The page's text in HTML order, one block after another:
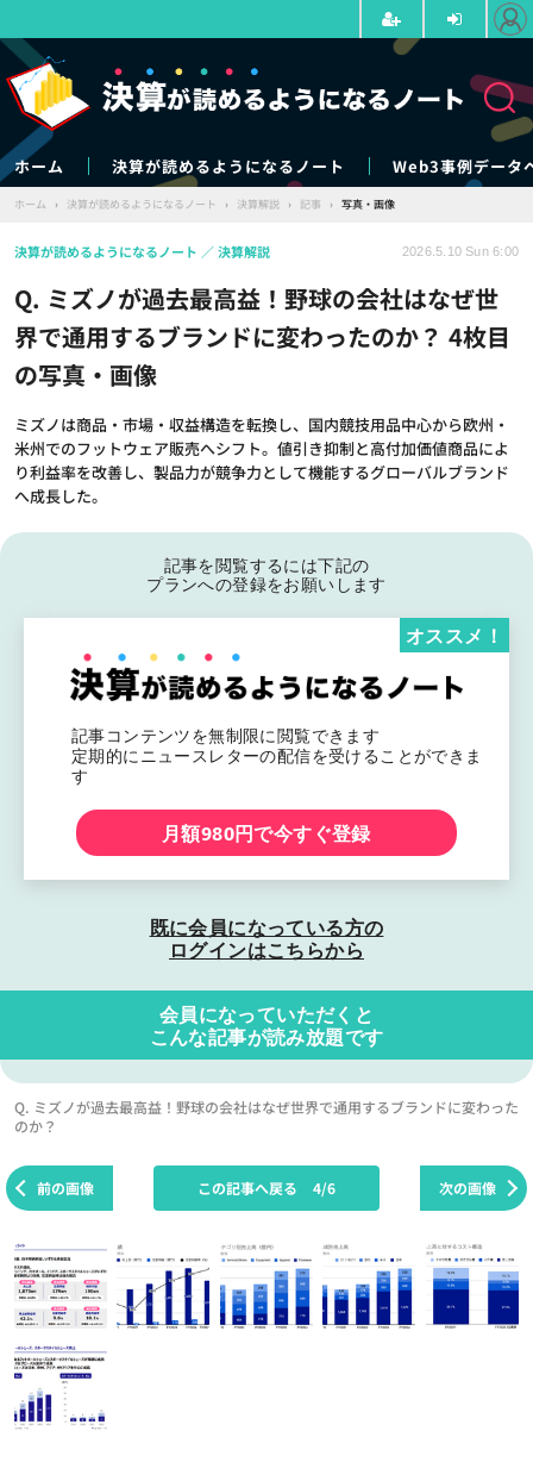
ホーム 決算が読めるようになるノート Web3事例データ
ホーム › 決算が読めるようになるノート › 決算解説 › 記事 › 写真・画像
Q. ミズノが過去最高益！野球の会社はなぜ世
界で通用するブランドに変わったのか？ 4枚目
の写真・画像
ミズノは商品・市場・収益構造を転換し、国内競技用品中心から欧州・
米州でのフットウェア販売へシフト。値引き抑制と高付加価値商品によ
り利益率を改善し、製品力が競争力として機能するグローバルブランド
へ成長した。
決算が読めるようになるノート 決算解説 2026.5.10 Sun 6:00
記事を閲覧するには下記の
プランへの登録をお願いします
記事コンテンツを無制限に閲覧できます
定期的にニュースレターの配信を受けることができま
す
オススメ！
月額980円で今すぐ登録
既に会員になっている方の
ログインはこちらから
会員になっていただくと
こんな記事が読み放題です
Q. ミズノが過去最高益！野球の会社はなぜ世界で通用するブランドに変わった
のか？
前の画像 次の画像
この記事へ戻る 4/6